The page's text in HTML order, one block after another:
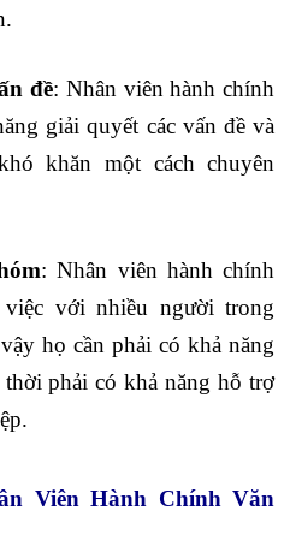
đề: Nhân viên hành chính
giải quyết các vấn đề và
khăn một cách chuyên
: Nhân viên hành chính
với nhiều người trong
họ cần phải có khả năng
phải có khả năng hỗ trợ
Viên Hành Chính Văn